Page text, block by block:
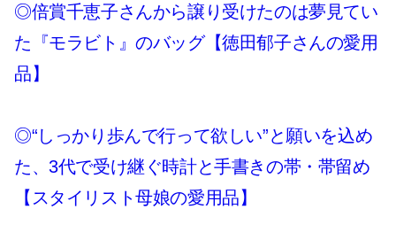
◎倍賞千恵子さんから譲り受けたのは夢見てい
た『モラビト』のバッグ【徳田郁子さんの愛用
品】
◎“しっかり歩んで行って欲しい”と願いを込め
た、3代で受け継ぐ時計と手書きの帯・帯留め
【スタイリスト母娘の愛用品】